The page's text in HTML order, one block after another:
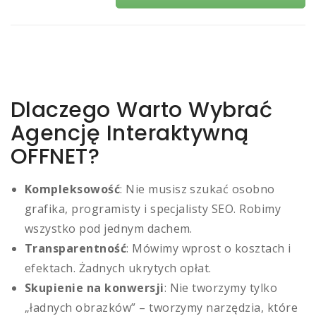
Dlaczego Warto Wybrać
Agencję Interaktywną
OFFNET?
Kompleksowość: Nie musisz szukać osobno
grafika, programisty i specjalisty SEO. Robimy
wszystko pod jednym dachem.
Transparentność: Mówimy wprost o kosztach i
efektach. Żadnych ukrytych opłat.
Skupienie na konwersji: Nie tworzymy tylko
„ładnych obrazków” – tworzymy narzędzia, które